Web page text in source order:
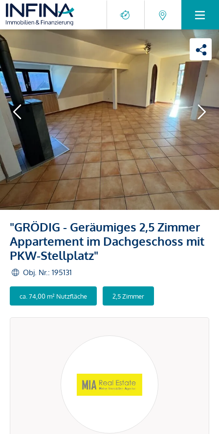
"GRÖDIG - Geräumiges 2,5 Zimmer
Appartement im Dachgeschoss mit
PKW-Stellplatz"
Obj. Nr.: 195131
ca. 74,00 m² Nutzfläche 2,5 Zimmer